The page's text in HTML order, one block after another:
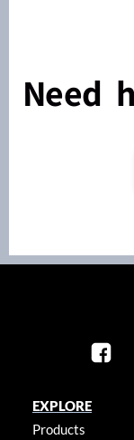
Need
EXPLORE
Products